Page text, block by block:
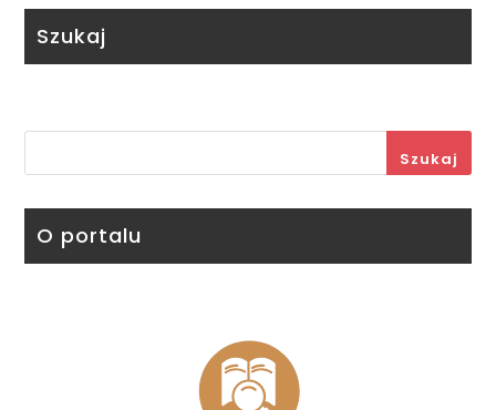
Szukaj
Szukaj
O portalu